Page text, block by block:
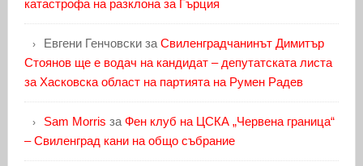
катастрофа на разклона за Гърция
Евгени Генчовскиза Свиленградчанинът Димитър
Стоянов ще е водач на кандидат – депутатската листа
за Хасковска област на партията на Румен Радев
Sam Morris за Фен клуб на ЦСКА „Червена граница“
– Свиленград кани на общо събрание